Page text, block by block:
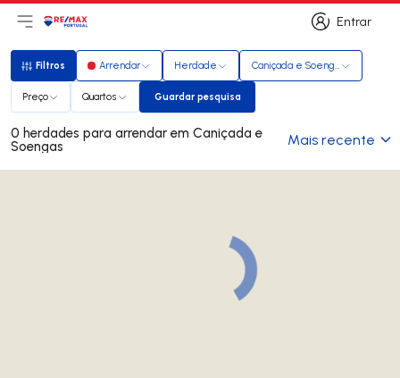
Entrar
Entrar
Abri menu principal
LogoIr para página inicial
Filtros
Filtros Arrendar Herdade Caniçada e Soengas
Preço Quartos Guardar pesquisa
Guardar pesquisa
0 herdades para arrendar em Caniçada e
Soengas Mais recente